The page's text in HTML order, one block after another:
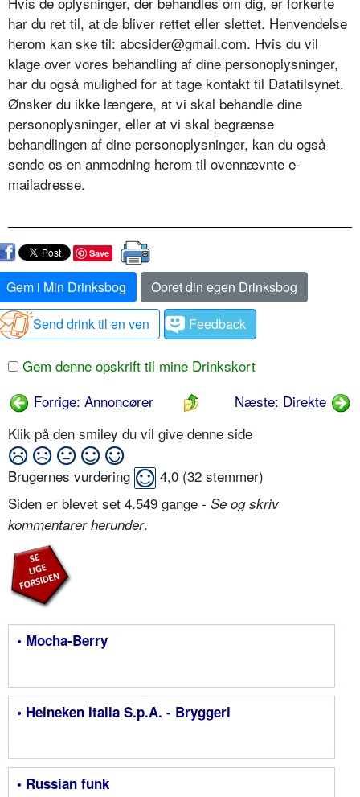
har du ret til, at de bliver rettet eller slettet. Henvendelse
herom kan ske til: abcsider@gmail.com. Hvis du vil
klage over vores behandling af dine personoplysninger,
har du også mulighed for at tage kontakt til Datatilsynet.
Ønsker du ikke længere, at vi skal behandle dine
personoplysninger, eller at vi skal begrænse
behandlingen af dine personoplysninger, kan du også
sende os en anmodning herom til ovennævnte e-
mailadresse.
Save
Gem i Min Drinksbog
Opret din egen Drinksbog
Send drink til en ven
Feedback
Gem denne opskrift til mine Drinkskort
Forrige: Annoncører
Næste: Direkte
Klik på den smiley du vil give denne side
Brugernes vurdering 4,0 (32 stemmer)
Siden er blevet set 4.549 gange - Se og skriv
kommentarer herunder.
• Mocha-Berry
• Heineken Italia S.p.A. - Bryggeri
• Russian funk